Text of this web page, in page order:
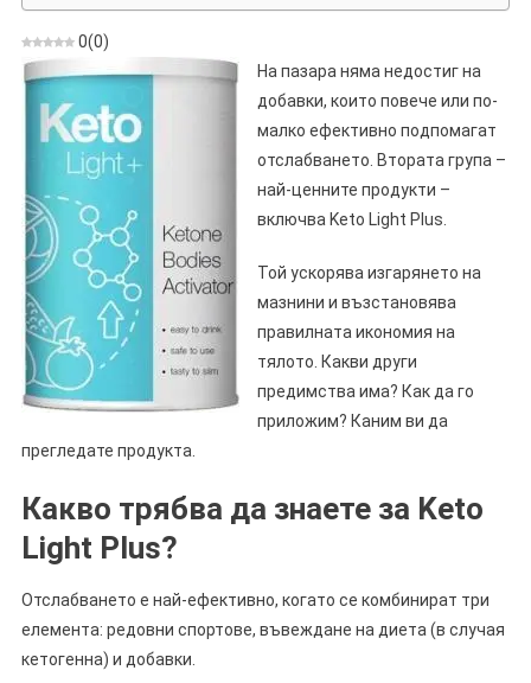
0(0)
На пазара няма недостиг на
добавки, които повече или по-
малко ефективно подпомагат
отслабването. Втората група –
най-ценните продукти –
включва Keto Light Plus.
Той ускорява изгарянето на
мазнини и възстановява
правилната икономия на
тялото. Какви други
предимства има? Как да го
приложим? Каним ви да
прегледате продукта.
Какво трябва да знаете за Keto
Light Plus?
Отслабването е най-ефективно, когато се комбинират три
елемента: редовни спортове, въвеждане на диета (в случая
кетогенна) и добавки.